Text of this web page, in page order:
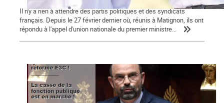
Il n'y a rien à attendre des partis politiques et des syndicats
français. Depuis le 27 février dernier où, réunis à Matignon, ils ont
répondu à l'appel d'union nationale du premier ministre...